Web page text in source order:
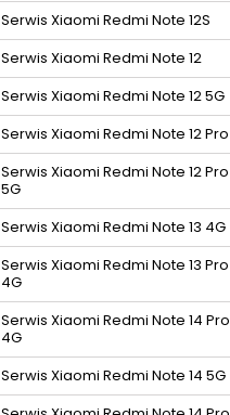
Serwis Xiaomi Redmi Note 12S
Serwis Xiaomi Redmi Note 12
Serwis Xiaomi Redmi Note 12 5G
Serwis Xiaomi Redmi Note 12 Pro
Serwis Xiaomi Redmi Note 12 Pro
5G
Serwis Xiaomi Redmi Note 13 4G
Serwis Xiaomi Redmi Note 13 Pro
4G
Serwis Xiaomi Redmi Note 14 Pro
4G
Serwis Xiaomi Redmi Note 14 5G